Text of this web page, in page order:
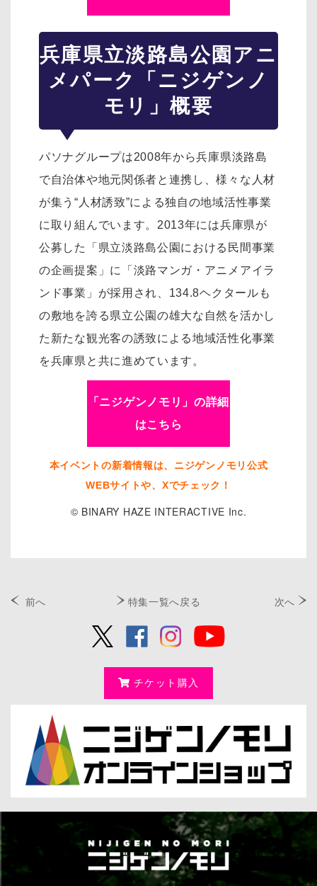
兵庫県立淡路島公園アニ
メパーク「ニジゲンノ
モリ」概要
パソナグループは2008年から兵庫県淡路島
で自治体や地元関係者と連携し、様々な人材
が集う“人材誘致”による独自の地域活性事業
に取り組んでいます。2013年には兵庫県が
公募した「県立淡路島公園における民間事業
の企画提案」に「淡路マンガ・アニメアイラ
ンド事業」が採用され、134.8ヘクタールも
の敷地を誇る県立公園の雄大な自然を活かし
た新たな観光客の誘致による地域活性化事業
を兵庫県と共に進めています。
「ニジゲンノモリ」の詳細
はこちら
本イベントの新着情報は、ニジゲンノモリ公式
WEBサイトや、Xでチェック！
© BINARY HAZE INTERACTIVE Inc.
前へ 特集一覧へ戻る 次へ
チケット購入